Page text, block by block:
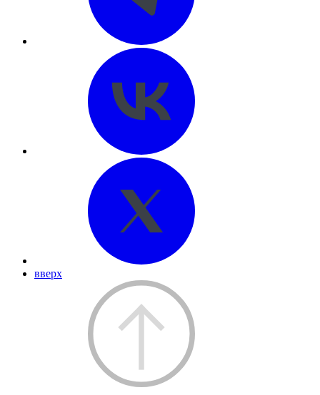
вверх